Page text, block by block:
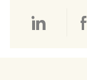
Über